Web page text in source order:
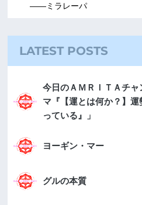
――ミラレーパ
LATEST POSTS
今日のＡＭＲＩＴＡチ
マ『【運とは何か？】
っている』」
ヨーギン・マー
グルの本質